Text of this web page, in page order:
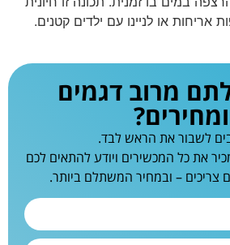
אריחות או לניינו עם ילדים קטנים.
מרוב דגמים
ומחירים?
לשבור את הראש לבד.
את כל המכשירים ויודע להתאים לכם
– ובמחיר המשתלם ביותר.